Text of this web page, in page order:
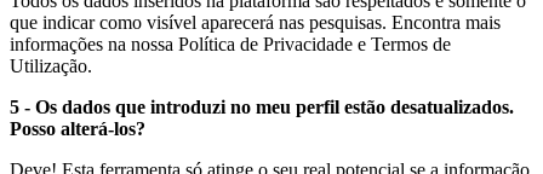
que indicar como visível aparecerá nas pesquisas. Encontra mais
informações na nossa Política de Privacidade e Termos de
Utilização.
5 - Os dados que introduzi no meu perfil estão desatualizados.
Posso alterá-los?
Deve! Esta ferramenta só atinge o seu real potencial se a informação